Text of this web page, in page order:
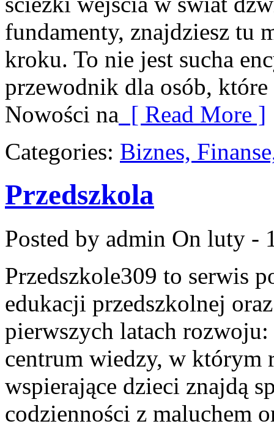
fundamenty, znajdziesz tu
kroku. To nie jest sucha
przewodnik dla osób, które
Nowości na [ Read More ]
Categories: Biznes,
Przedszkola
Posted by admin On luty -
Przedszkole309 to serwis
edukacji przedszkolnej
pierwszych latach
centrum wiedzy, w którym
wspierające dzieci znajdą
codzienności z maluchem